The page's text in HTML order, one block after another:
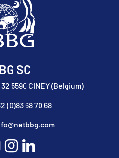
SC
5590 CINEY (Belgium)
(0)83 68 70 68